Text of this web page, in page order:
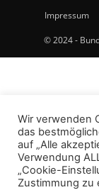
Impressum
© 2024 -
Wir verwenden
das
auf „Alle
Verwendung
„Cookie-
Zustimmung zu